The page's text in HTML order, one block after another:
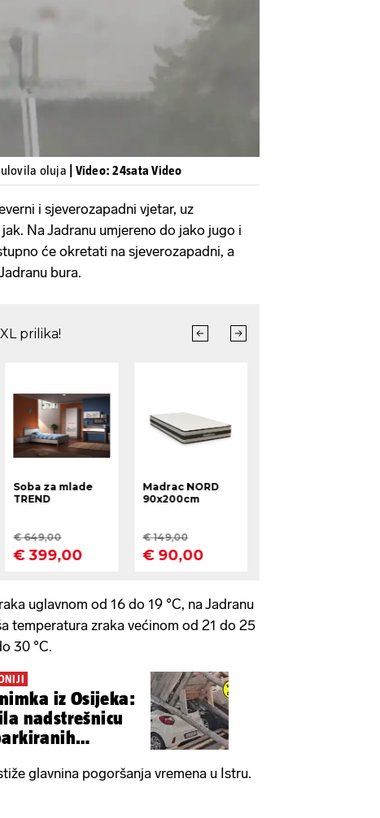
ulovila oluja | Video: 24sata Video
i sjeverozapadni vjetar, uz
Na Jadranu umjereno do jako jugo i
će okretati na sjeverozapadni, a
bura.
uglavnom od 16 do 19 °C, na Jadranu
temperatura zraka većinom od 21 do 25
30 °C.
iz Osijeka:
nadstrešnicu
glavnina pogoršanja vremena u Istru.